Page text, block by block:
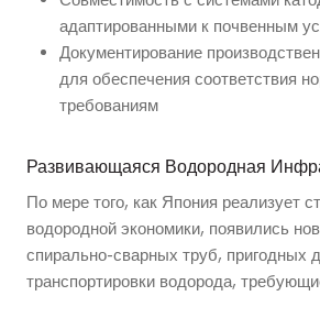
адаптированными к почвенным
Документирование
для обеспечения соответствия
требованиям
Развивающаяся Водородная
По мере того, как Япония реализует
водородной экономики, появились
спирально-сварных труб, пригодных
транспортировки водорода,